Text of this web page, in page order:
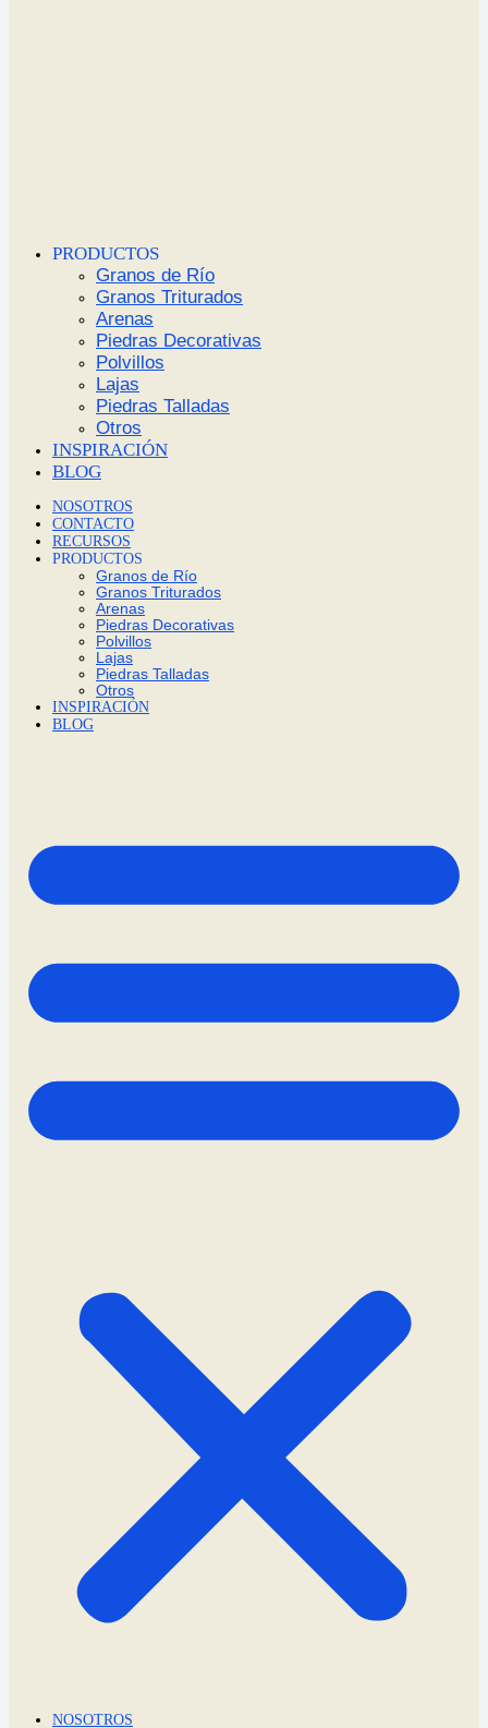
PRODUCTOS
Granos de Río
Granos Triturados
Arenas
Piedras Decorativas
Polvillos
Lajas
Piedras Talladas
Otros
INSPIRACIÓN
BLOG
NOSOTROS
CONTACTO
RECURSOS
PRODUCTOS
Granos de Río
Granos Triturados
Arenas
Piedras Decorativas
Polvillos
Lajas
Piedras Talladas
Otros
INSPIRACIÓN
BLOG
NOSOTROS